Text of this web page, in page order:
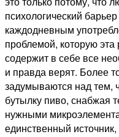
психологический
каждодневным
проблемой, которую
содержит в себе все
и правда верят. Более
задумываются над тем,
бутылку пиво, снабжая
нужными
единственный